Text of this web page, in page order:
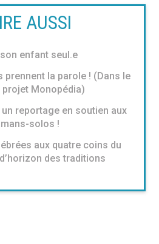
AUSSI
enfant seul.e
prennent la parole ! (Dans le
projet Monopédia)
reportage en soutien aux
solos !
aux quatre coins du
des traditions